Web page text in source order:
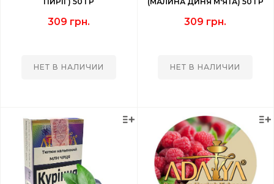
309 грн.
НЕТ В НАЛИЧИИ
309 грн.
НЕТ В НАЛИЧИИ